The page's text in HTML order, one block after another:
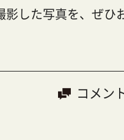
影した写真を、ぜひ
コメン